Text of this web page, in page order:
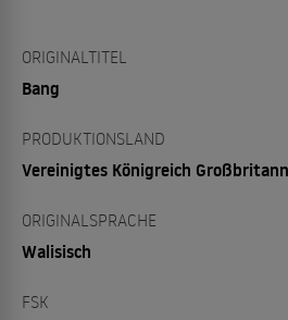
ORIGINALTITEL
Bang
PRODUKTIONSLAND
Vereinigtes Königreich
ORIGINALSPRACHE
Walisisch
FSK